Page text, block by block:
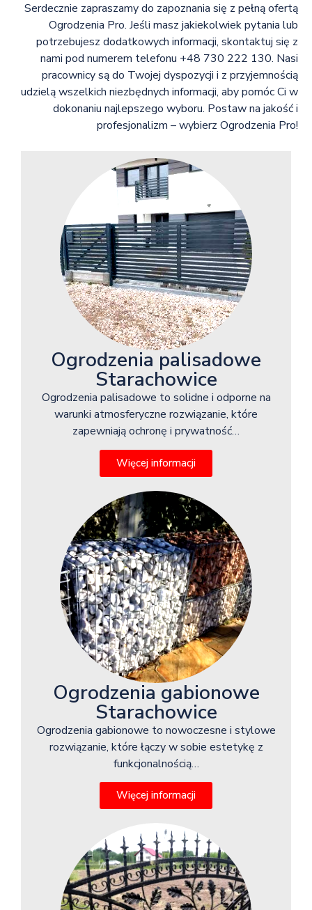
Serdecznie zapraszamy do zapoznania się z pełną ofertą
Ogrodzenia Pro. Jeśli masz jakiekolwiek pytania lub
potrzebujesz dodatkowych informacji, skontaktuj się z
nami pod numerem telefonu +48 730 222 130. Nasi
pracownicy są do Twojej dyspozycji i z przyjemnością
udzielą wszelkich niezbędnych informacji, aby pomóc Ci w
dokonaniu najlepszego wyboru. Postaw na jakość i
profesjonalizm – wybierz Ogrodzenia Pro!
Ogrodzenia palisadowe
Starachowice
Ogrodzenia palisadowe to solidne i odporne na
warunki atmosferyczne rozwiązanie, które
zapewniają ochronę i prywatność…
Więcej informacji
Ogrodzenia gabionowe
Starachowice
Ogrodzenia gabionowe to nowoczesne i stylowe
rozwiązanie, które łączy w sobie estetykę z
funkcjonalnością…
Więcej informacji